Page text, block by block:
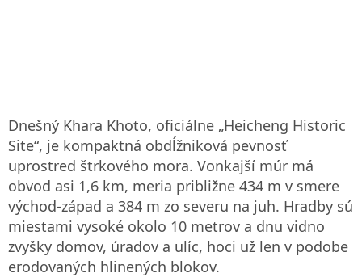
Dnešný Khara Khoto, oficiálne „Heicheng Historic
Site“, je kompaktná obdĺžniková pevnosť
uprostred štrkového mora. Vonkajší múr má
obvod asi 1,6 km, meria približne 434 m v smere
východ‑západ a 384 m zo severu na juh. Hradby sú
miestami vysoké okolo 10 metrov a dnu vidno
zvyšky domov, úradov a ulíc, hoci už len v podobe
erodovaných hlinených blokov.